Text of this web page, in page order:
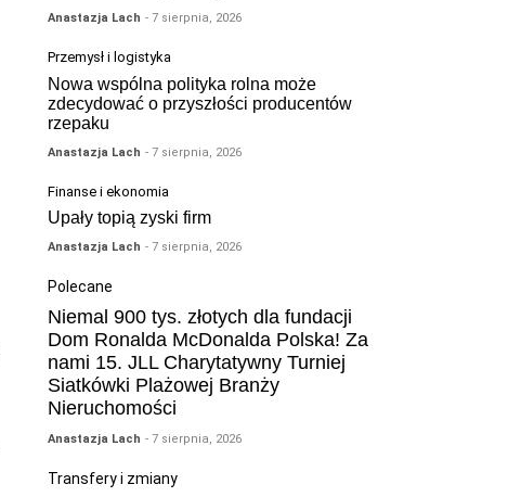
Anastazja Lach - 7 sierpnia, 2026
Przemysł i logistyka
Nowa wspólna polityka rolna może
zdecydować o przyszłości producentów
rzepaku
Anastazja Lach - 7 sierpnia, 2026
Finanse i ekonomia
Upały topią zyski firm
Anastazja Lach - 7 sierpnia, 2026
Polecane
Niemal 900 tys. złotych dla fundacji
Dom Ronalda McDonalda Polska! Za
nami 15. JLL Charytatywny Turniej
Siatkówki Plażowej Branży
Nieruchomości
Anastazja Lach - 7 sierpnia, 2026
Transfery i zmiany